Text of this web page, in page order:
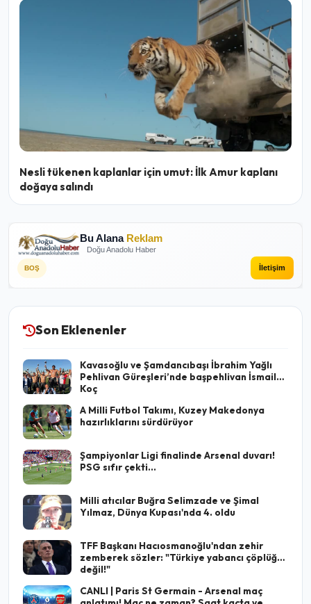
Nesli tükenen kaplanlar için umut: İlk Amur kaplanı
doğaya salındı
Bu Alana Reklam
Doğu Anadolu Haber
BOŞ İletişim
Son Eklenenler
Kavasoğlu ve Şamdancıbaşı İbrahim Yağlı
Pehlivan Güreşleri’nde başpehlivan İsmail
Koç
A Milli Futbol Takımı, Kuzey Makedonya
hazırlıklarını sürdürüyor
Şampiyonlar Ligi finalinde Arsenal duvarı!
PSG sıfır çekti...
Milli atıcılar Buğra Selimzade ve Şimal
Yılmaz, Dünya Kupası'nda 4. oldu
TFF Başkanı Hacıosmanoğlu'ndan zehir
zemberek sözler: "Türkiye yabancı çöplüğü
değil!"
CANLI | Paris St Germain - Arsenal maç